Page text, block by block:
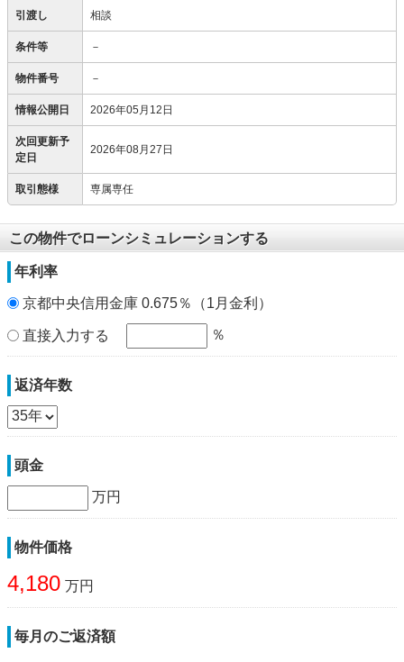
引渡し 相談
条件等 －
物件番号 －
情報公開日 2026年05月12日
次回更新予
定日
2026年08月27日
取引態様 専属専任
この物件でローンシミュレーションする
年利率
京都中央信用金庫 0.675％（1月金利）
直接入力する ％
返済年数
頭金
万円
物件価格
4,180 万円
毎月のご返済額